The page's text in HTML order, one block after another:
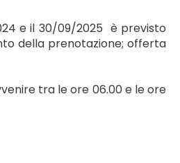
e il 30/09/2025 è previsto
della prenotazione; offerta
tra le ore 06.00 e le ore